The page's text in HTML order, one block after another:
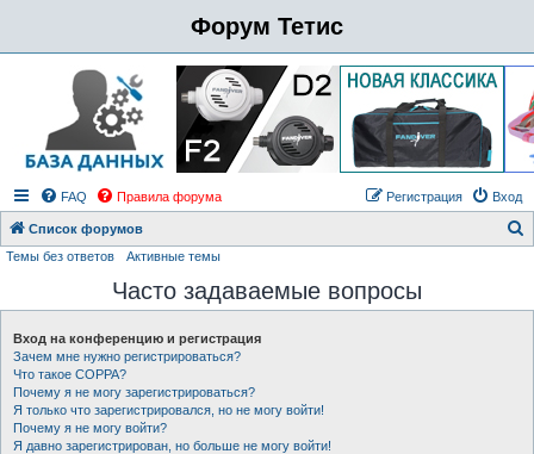
Форум Тетис
FAQ Правила форума Вход
Регистрация
Список форумов
с
Темы без ответов Активные темы
Часто задаваемые вопросы
Вход на конференцию и регистрация
Зачем мне нужно регистрироваться?
Что такое COPPA?
Почему я не могу зарегистрироваться?
Я только что зарегистрировался, но не могу войти!
Почему я не могу войти?
Я давно зарегистрирован, но больше не могу войти!